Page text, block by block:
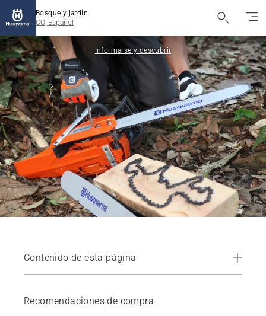
Bosque y jardín
CO, Español
Informarse y descubrir
Contenido de esta página
Cadenas para motosierra
Recomendaciones de compra